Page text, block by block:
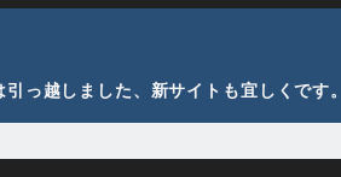
っ越しました、新サイトも宜しくです。